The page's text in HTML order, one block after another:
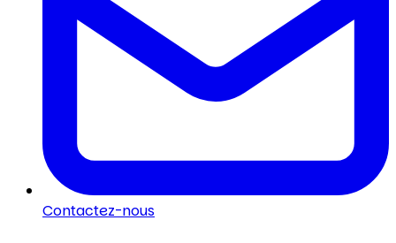
Contactez-nous